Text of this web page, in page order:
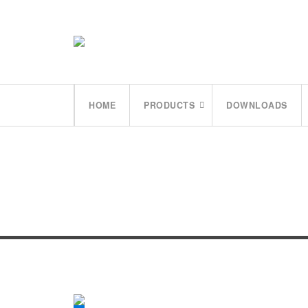
HOME PRODUCTS DOWNLOADS